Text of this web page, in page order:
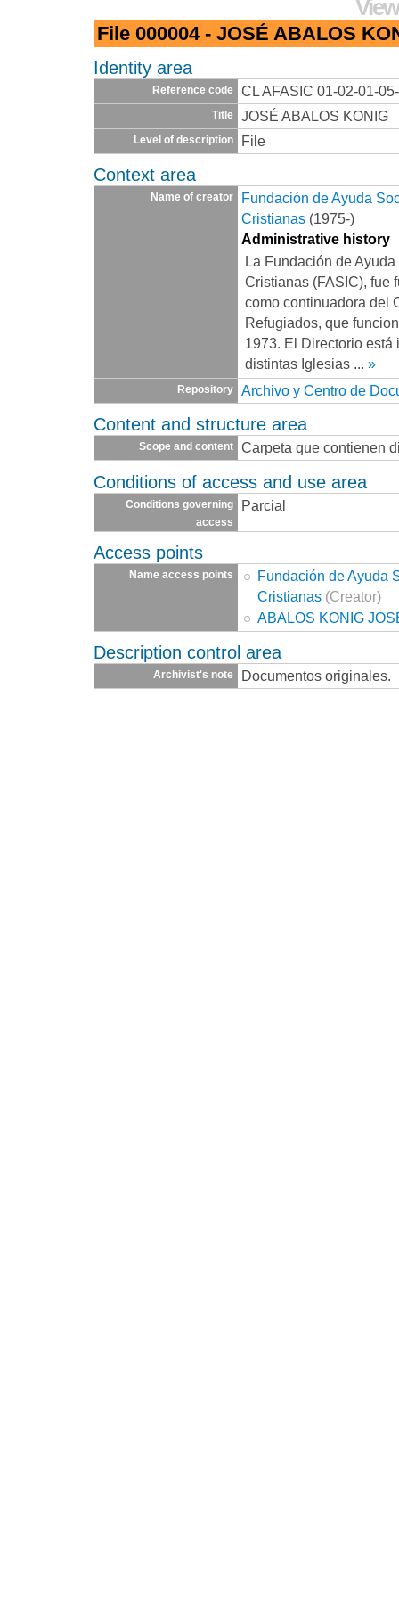
File 000004 - JOSÉ ABALOS
Identity area
Reference code CL AFASIC 01-02-01-
Title JOSÉ ABALOS KONIG
Level of description File
Context area
Name of creator
Fundación de Ayuda
Cristianas (1975-)
Administrative history
La Fundación de
Cristianas (FASIC), fue
como continuadora del
Refugiados, que
1973. El Directorio está
distintas Iglesias ... »
Repository Archivo y Centro de
Content and structure area
Scope and content Carpeta que contienen
Conditions of access and use area
Conditions governing
access
Parcial
Access points
Name access points
Fundación de Ayuda
Cristianas (Creator)
ABALOS KONIG
Description control area
Archivist's note Documentos originales.